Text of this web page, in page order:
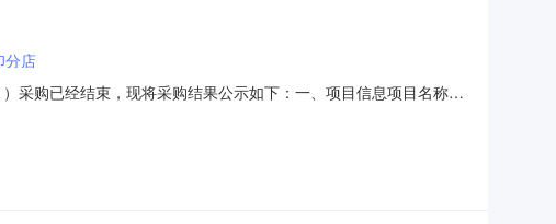
分店
采购已经结束，现将采购结果公示如下：一、项目信息项目名称:
区报价起止时间:-二、采购单位信